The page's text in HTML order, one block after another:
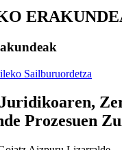
Sailburuordetza
Prozesuen